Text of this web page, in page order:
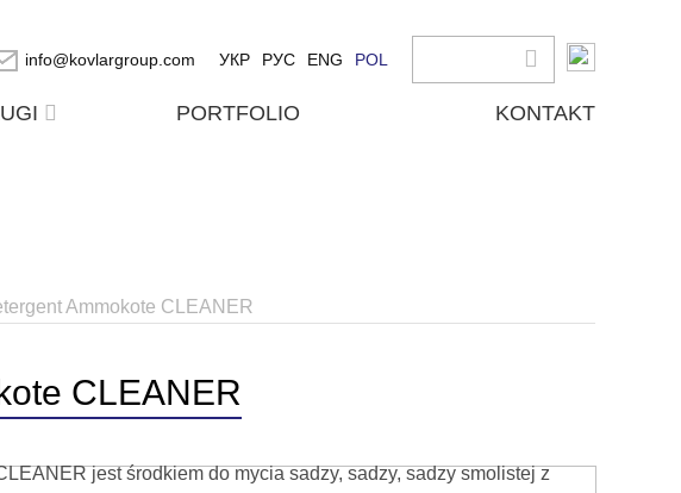
info@kovlargroup.com УКР РУС ENG POL
PORTFOLIO KONTAKT
Ammokote CLEANER
CLEANER
jest środkiem do mycia sadzy, sadzy, sadzy smolistej z